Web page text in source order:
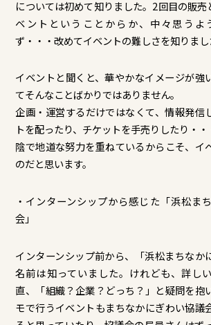
については初めて知りました。2回目の販売
ベントということからか、中々思うよ
ず・・・改めてイベントの難しさを知りまし
イベントと聞くと、華やかなイメージが強
てそんなことばかりではありません。
企画・運営するだけではなくて、情報発信
トを配ったり、チケットを手売りしたり・・
陰で地道な努力を重ねているからこそ、イ
のだと思います。
・インターンシップから感じた「浜松ま
会」
インターンシップ前から、「浜松まちなか
名前は知っていました。けれども、詳し
直、「組織？企業？どっち？」と疑問を抱
モで行うイベントもまちなかにぎわい協議